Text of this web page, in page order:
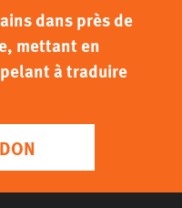
dans près de
mettant en
à traduire